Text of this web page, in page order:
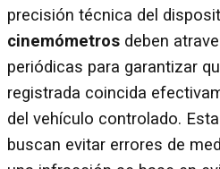
precisión técnica del
cinemómetros deben
periódicas para garantizar
registrada coincida
del vehículo controlado.
buscan evitar errores de